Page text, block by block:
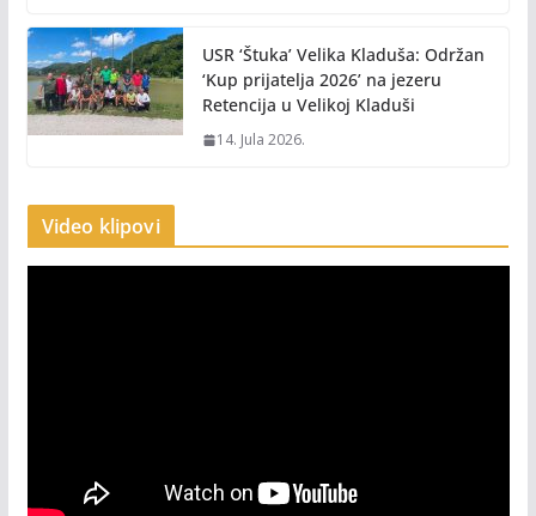
USR ‘Štuka’ Velika Kladuša: Održan
‘Kup prijatelja 2026’ na jezeru
Retencija u Velikoj Kladuši
14. Jula 2026.
Video klipovi